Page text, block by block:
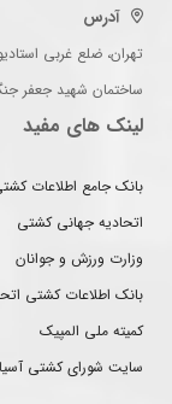
آدرس
تهران، ضلع غربی
ساختمان شهید جعفر
لینک های مفید
بانک جامع اطلاعات
اتحادیه جهانی کشتی
وزارت ورزش و جوانان
بانک اطلاعات کشتی
کمیته ملی المپیک
سایت شورای کشتی آسیا